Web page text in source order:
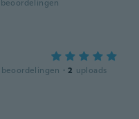
beoordelingen
beoordelingen · 2 uploads